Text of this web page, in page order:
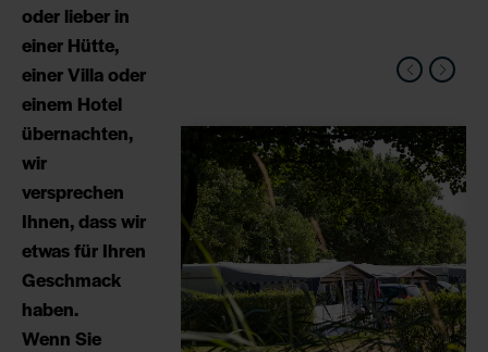
oder lieber in
einer Hütte,
einer Villa oder
einem Hotel
übernachten,
wir
versprechen
Ihnen, dass wir
etwas für Ihren
Geschmack
haben.
Wenn Sie